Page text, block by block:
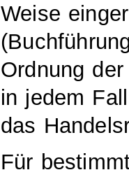
Weise
Ordnung
in jedem
das
Für